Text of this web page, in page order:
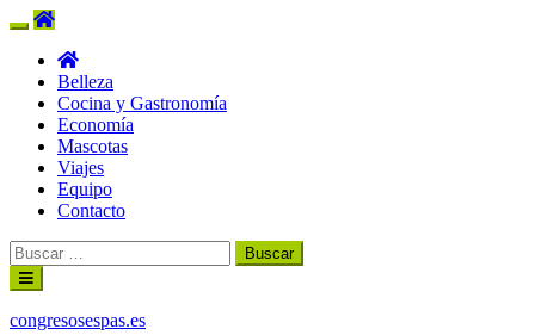
Belleza
Cocina y Gastronomía
Economía
Mascotas
Viajes
Equipo
Contacto
Buscar:
Ir
al
contenido
congresosespas.es